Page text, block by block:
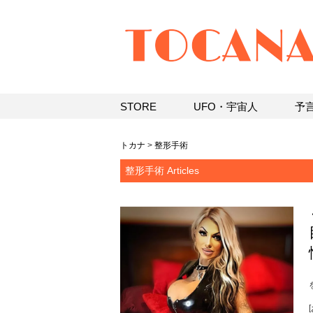
トカナ > 整形手術
整形手術 Articles
[
STORE UFO・宇宙人 予